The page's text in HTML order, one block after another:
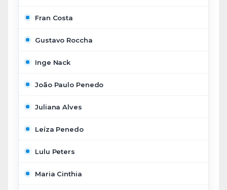
Fran Costa
Gustavo Roccha
Inge Nack
João Paulo Penedo
Juliana Alves
Leíza Penedo
Lulu Peters
Maria Cinthia